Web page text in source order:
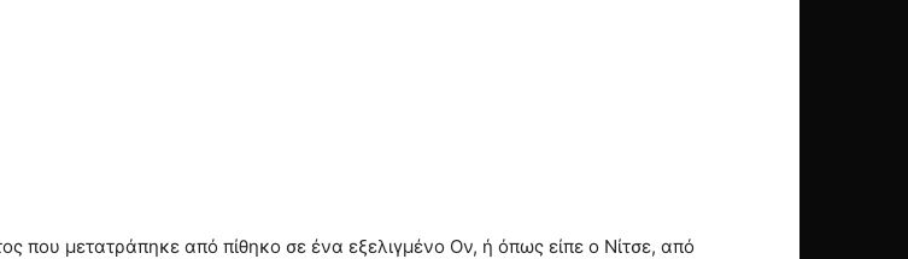
που μετατράπηκε από πίθηκο σε ένα εξελιγμένο Ον, ή όπως είπε ο Νίτσε, από